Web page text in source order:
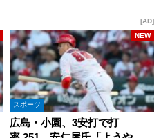
AD
スポーツ
広島・小園、3安打で打
NEW